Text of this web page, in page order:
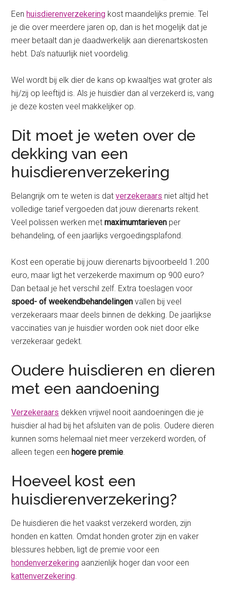
Eenhuisdierenverzekering kost maandelijks premie. Tel
je die over meerdere jaren op, dan is het mogelijk dat je
meer betaalt dan je daadwerkelijk aan dierenartskosten
hebt. Da’s natuurlijk niet voordelig.
Wel wordt bij elk dier de kans op kwaaltjes wat groter als
hij/zij op leeftijd is. Als je huisdier dan al verzekerd is, vang
je deze kosten veel makkelijker op.
Dit moet je weten over de
dekking van een
huisdierenverzekering
Belangrijk om te weten is datverzekeraars niet altijd het
volledige tarief vergoeden dat jouw dierenarts rekent.
Veel polissen werken metmaximumtarieven per
behandeling, of een jaarlijks vergoedingsplafond.
Kost een operatie bij jouw dierenarts bijvoorbeeld 1.200
euro, maar ligt het verzekerde maximum op 900 euro?
Dan betaal je het verschil zelf. Extra toeslagen voor
spoed- of weekendbehandelingenvallen bij veel
verzekeraars maar deels binnen de dekking. De jaarlijkse
vaccinaties van je huisdier worden ook niet door elke
verzekeraar gedekt.
Oudere huisdieren en dieren
met een aandoening
Verzekeraars dekken vrijwel nooit aandoeningen die je
huisdier al had bij het afsluiten van de polis. Oudere dieren
kunnen soms helemaal niet meer verzekerd worden, of
alleen tegen eenhogere premie.
Hoeveel kost een
huisdierenverzekering?
De huisdieren die het vaakst verzekerd worden, zijn
honden en katten. Omdat honden groter zijn en vaker
blessures hebben, ligt de premie voor een
hondenverzekering aanzienlijk hoger dan voor een
kattenverzekering.